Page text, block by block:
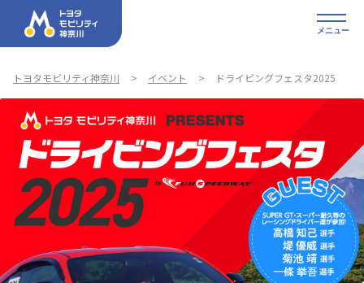
メニュー
トヨタモビリティ神奈川 イベント ドライビングフェスタ2025